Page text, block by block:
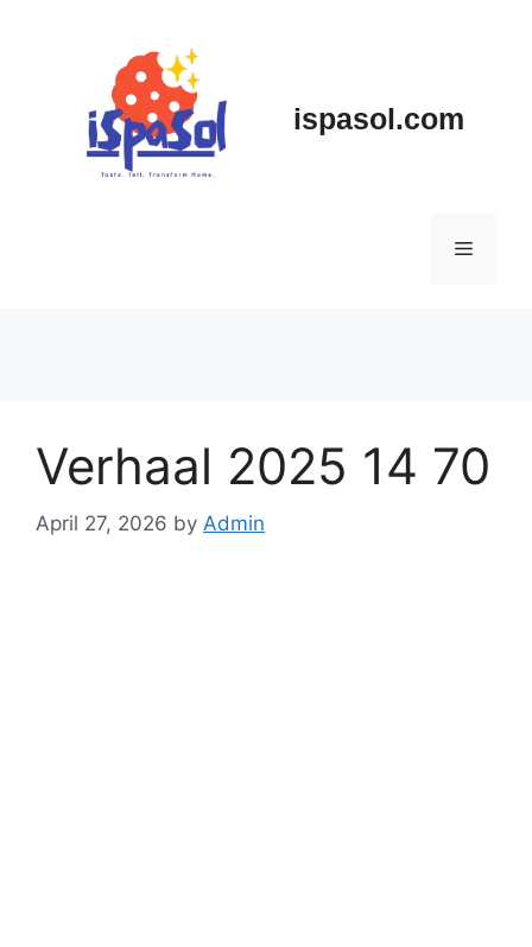
ispasol.com
Menu
Verhaal 2025 14 70
April 27, 2026 by Admin